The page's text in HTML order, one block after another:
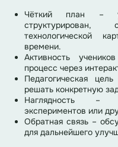
Чёткий план –
технологической
времени.
Активность
процесс через
Педагогическая
решать конкретную
Наглядность –
экспериментов или
Обратная связь –
для дальнейшего